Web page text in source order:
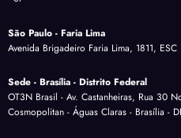
São Paulo - Faria Lima
Avenida Brigadeiro Faria Lima, 1811,
Sede - Brasília - Distrito Federal
OT3N Brasil - Av. Castanheiras, Rua 30
Cosmopolitan - Águas Claras - Brasília -